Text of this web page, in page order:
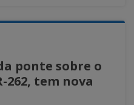
ponte sobre o
262, tem nova